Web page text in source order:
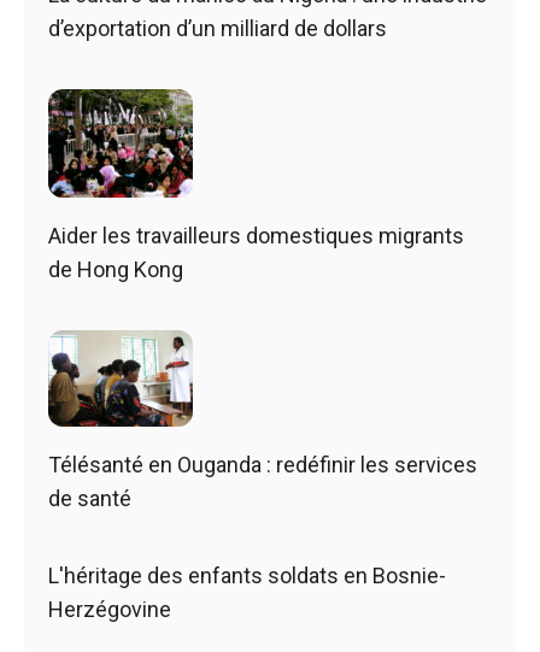
d’exportation d’un milliard de dollars
Aider les travailleurs domestiques migrants
de Hong Kong
Télésanté en Ouganda : redéfinir les services
de santé
L'héritage des enfants soldats en Bosnie-
Herzégovine